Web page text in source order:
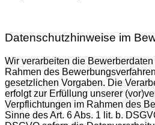
Datenschutzhinweise im
Wir verarbeiten die
Rahmen des
gesetzlichen Vorgaben. Die
erfolgt zur Erfüllung unserer
Verpflichtungen im Rahmen des
Sinne des Art. 6 Abs. 1 lit. b.